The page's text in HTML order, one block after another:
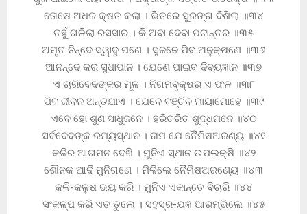
ତୋଷେ ଅଧର କ୍ଷତ କଲା । ଭିତରେ ସୁରଙ୍ଗ ଦିଶିଲା ॥୩୪
ତହୁଁ ଗଳିଲା ରସସାର । କି ଅବା ଦେବା ପଟାନ୍ତର ॥୩୫
ଅମୃତ ନିନ୍ଦେ ସ୍ୱାଦୁ ପଣେ । ସୁଜନେ ପିବ ଅନୁକ୍ଷଣେ ॥୩୬
ଆନନ୍ଦେ କର ସୁଧାପାନ । ଯେଣେ ପାଇବ ଦିବ୍ୟଜ୍ଞାନ ॥୩୭
ଏ ଚାରିବେଦଙ୍କର ମୂଳ । ନିଗମବୃକ୍ଷର ଏ ଫଳ ॥୩୮
ପିବ ଜୀବନ ଅନ୍ତଯାଏ । ଯେବେ ବଞ୍ଚିବ ମାୟାମୋହେ ॥୩୯
ଏବେ ହୋ ଶୁଣ ସାଧୁଜନେ । ହରିଚରିତ ଶୁଦ୍ଧମନେ ॥୪୦
ସର୍ବଦେବଙ୍କ ରମ୍ୟସ୍ଥାନ । ନାମ ଯେ ନୈମିଷଅରଣ୍ୟ ॥୪୧
କଳିର ଆଗମନ ଦେଖି । ମୁନିଏ ସ୍ଥାନ ଉପଲକ୍ଷି ॥୪୨
ଶୌନକ ଆଦି ମୁନିଗଣେ । ମିଳିଲେ ନୈମିଷଅରଣ୍ୟେ ॥୪୩
କଳି-କଳୁଷ ଭୟ କରି । ମୁନିଏ ଏକାନ୍ତେ ବିଚାରି ॥୪୪
ସଂକଳ୍ପ କରି ଏତ ତୁଲେ । ସହସ୍ର-ଯଜ୍ଞ ଆରମ୍ଭିଲେ ॥୪୫